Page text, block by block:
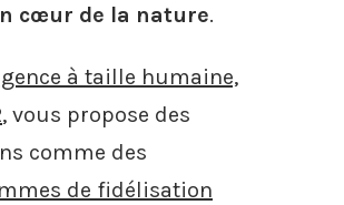
cœur de la nature.
à taille humaine,
, vous propose des
comme des
de fidélisation